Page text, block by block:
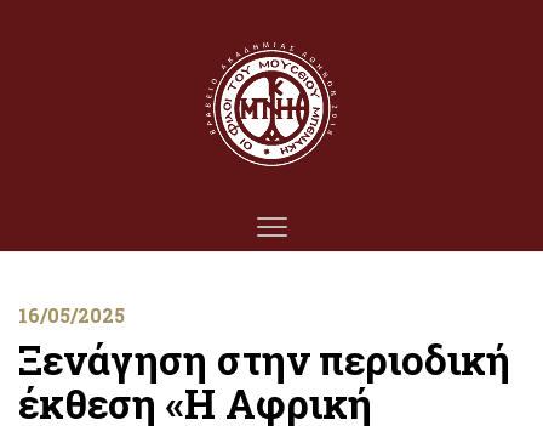
16/05/2025
Ξενάγηση στην περιοδική
έκθεση «Η Αφρική